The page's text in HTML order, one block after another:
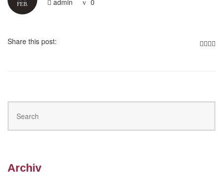
FEB. admin 0
Share this post:
Archiv